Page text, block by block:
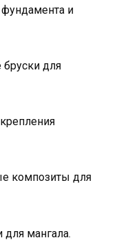
и
для
композиты для
мангала.